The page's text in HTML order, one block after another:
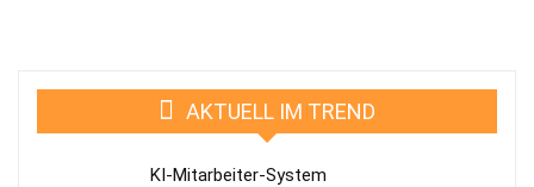
AKTUELL IM TREND
KI-Mitarbeiter-System